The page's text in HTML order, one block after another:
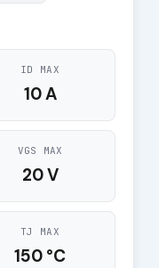
ID MAX
10 A
VGS MAX
20 V
TJ MAX
150 °C